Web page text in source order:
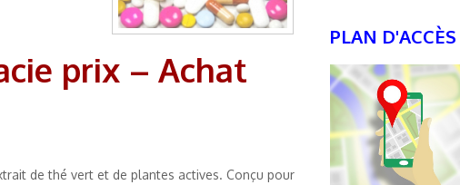
prix – Achat
de thé vert et de plantes actives. Conçu pour
PLAN D'ACCÈS